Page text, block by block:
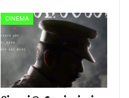
CINEMA